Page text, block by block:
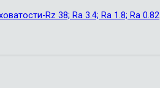
Rz 38; Ra 3.4; Ra 1.8; Ra 0.82